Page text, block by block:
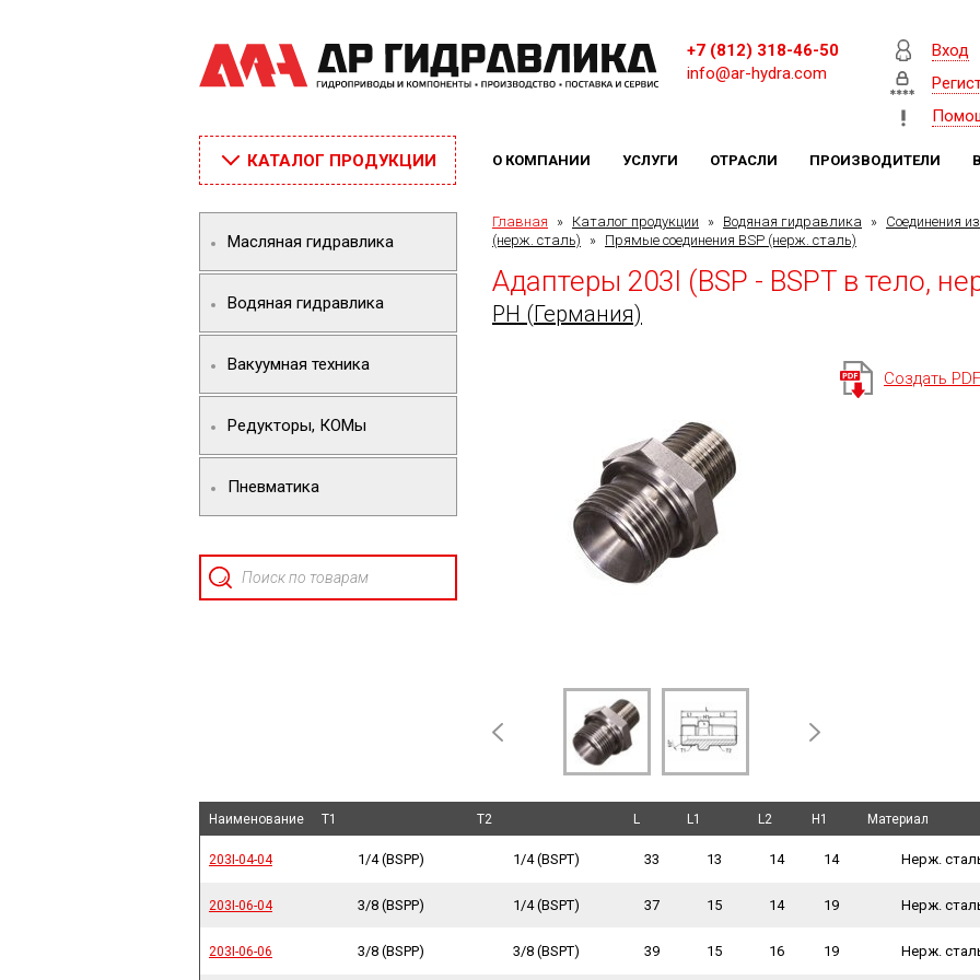
+7 (812) 318-46-50
info@ar-hydra.com
Вход
КАТАЛОГ ПРОДУКЦИИ О КОМПАНИИ УСЛУГИ ОТРАСЛИ ПРОИЗВОДИТЕЛИ
Масляная гидравлика
Водяная гидравлика
Вакуумная техника
Редукторы, КОМы
Пневматика
Главная » Каталог продукции » Водяная гидравлика » Соединения
(нерж. сталь)
» Прямые соединения BSP (нерж. сталь)
Адаптеры 203I (BSP - BSPT в тело,
PH (Германия)
Создать PDF
Наименование T1 T2 L L1 L2 H1 Материал
203I-04-04 1/4 (BSPP) 1/4 (BSPT) 33 13 14 14 Нерж.
203I-06-04 3/8 (BSPP) 1/4 (BSPT) 37 15 14 19 Нерж.
203I-06-06 3/8 (BSPP) 3/8 (BSPT) 39 15 16 19 Нерж.
Наименование
203I-04-04
203I-06-04
203I-06-06
Наименование
Наименование T1 T2 L L1 L2 H1 Материал